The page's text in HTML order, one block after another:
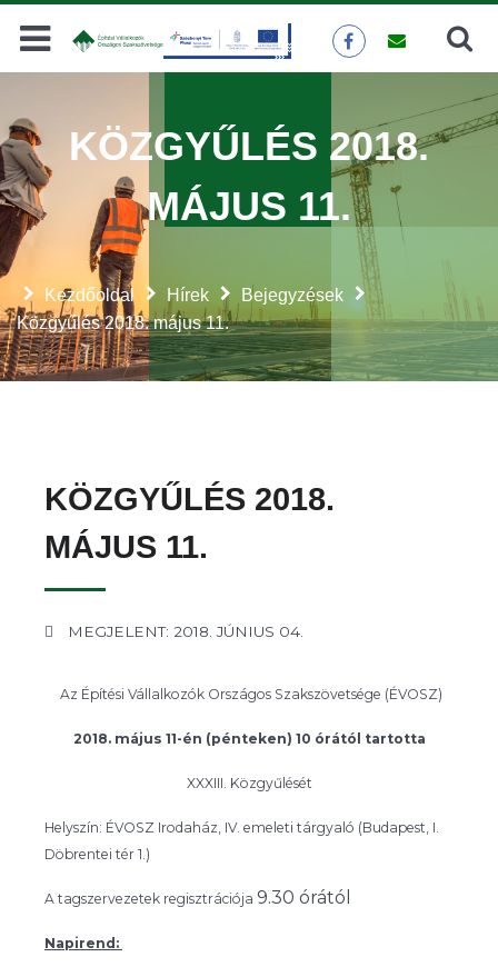
Keresés
Kezdőoldal Hírek
Bejegyzések
Közgyűlés 2018. május 11.
KÖZGYŰLÉS 2018.
MÁJUS 11.
KÖZGYŰLÉS 2018.
MÁJUS 11.
MEGJELENT: 2018. JÚNIUS 04.
Az Építési Vállalkozók Országos Szakszövetsége (ÉVOSZ)
2018. május 11-én (pénteken) 10 órától tartotta
XXXIII. Közgyűlését
Helyszín: ÉVOSZ Irodaház, IV. emeleti tárgyaló (Budapest, I.
Döbrentei tér 1.)
A tagszervezetek regisztrációja 9.30 órától
Napirend: